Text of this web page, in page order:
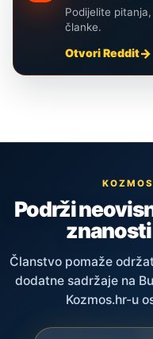
Podijelite
članke.
Otvori Reddit
Podrži
Članstvo pomaže
dodatne sadržaje na
Kozmos.hr-u